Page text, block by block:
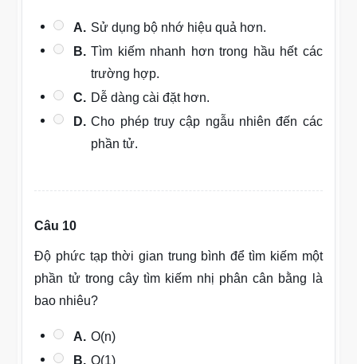
A. Sử dụng bộ nhớ hiệu quả hơn.
B. Tìm kiếm nhanh hơn trong hầu hết các
trường hợp.
C. Dễ dàng cài đặt hơn.
D. Cho phép truy cập ngẫu nhiên đến các
phần tử.
Câu 10
Độ phức tạp thời gian trung bình để tìm kiếm một
phần tử trong cây tìm kiếm nhị phân cân bằng là
bao nhiêu?
A. O(n)
B. O(1)